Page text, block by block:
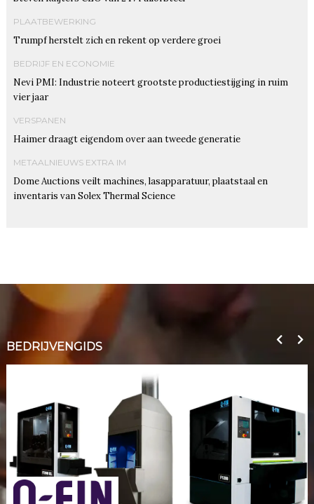
PLAATBEWERKING
Trumpf herstelt zich en rekent op verdere groei
BEDRIJF EN ECONOMIE
Nevi PMI: Industrie noteert grootste productiestijging in ruim
vier jaar
VERSPANEN
Haimer draagt eigendom over aan tweede generatie
METAALNIEUWS EXTRA IM
Dome Auctions veilt machines, lasapparatuur, plaatstaal en
inventaris van Solex Thermal Science
BEDRIJVENGIDS